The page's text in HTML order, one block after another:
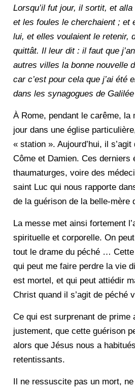
Lorsqu’il fut jour, il sortit, et
et les foules le cherchaient ; et
lui, et elles voulaient le retenir,
quittât. Il leur dit : il faut que
autres villes la bonne nouvelle
car c’est pour cela que j’ai été
dans les synagogues de Galilée
À Rome, pendant le carême, la
jour dans une église
« station ». Aujourd’hui, il
Côme et Damien. Ces derniers
thaumaturges, voire des
saint Luc qui nous rapporte
de la guérison de la belle-mère
La messe met ainsi fortement
spirituelle et corporelle. On
tout le drame du péché … Cette
qui peut me faire perdre la vie
est mortel, et qui peut attiédir
Christ quand il s’agit de péché
Ce qui est surprenant de prime
justement, que cette guérison
alors que Jésus nous a
retentissants.
Il ne ressuscite pas un mort,